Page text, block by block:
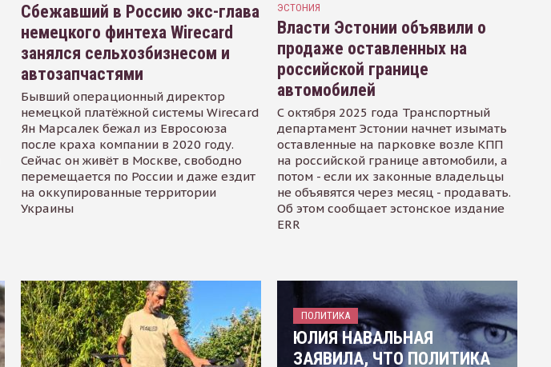
Сбежавший в Россию экс-глава
немецкого финтеха Wirecard
занялся сельхозбизнесом и
автозапчастями
Бывший операционный директор
немецкой платёжной системы Wirecard
Ян Марсалек бежал из Евросоюза
после краха компании в 2020 году.
Сейчас он живёт в Москве, свободно
перемещается по России и даже ездит
на оккупированные территории
Украины
ЭСТОНИЯ
Власти Эстонии объявили о
продаже оставленных на
российской границе
автомобилей
С октября 2025 года Транспортный
департамент Эстонии начнет изымать
оставленные на парковке возле КПП
на российской границе автомобили, а
потом - если их законные владельцы
не объявятся через месяц - продавать.
Об этом сообщает эстонское издание
ERR
ПОЛИТИКА
ЮЛИЯ НАВАЛЬНАЯ
ЗАЯВИЛА, ЧТО ПОЛИТИКА